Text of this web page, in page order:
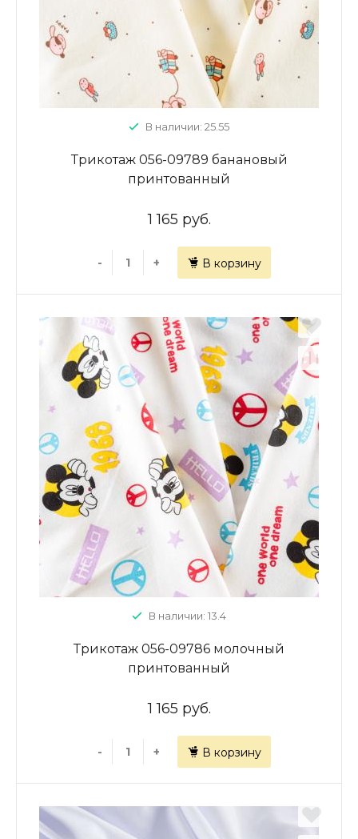
В наличии: 25.55
Трикотаж 056-09789 банановый
принтованный
1 165 руб.
- + В корзину
В наличии: 13.4
Трикотаж 056-09786 молочный
принтованный
1 165 руб.
- + В корзину